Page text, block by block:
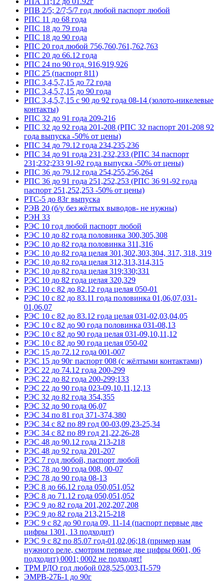
РПВ 2/5; 2/7;5/7 год любой паспорт любой
РПС 11 до 68 года
РПС 18 до 79 года
РПС 18 до 90 года
РПС 20 год любой 756,760,761,762,763
РПС 20 до 66.12 года
РПС 24 по 90 год. 916,919,926
РПС 25 (паспорт 811)
РПС 3,4,5,7,15 до 72 года
РПС 3,4,5,7,15 до 90 года
РПС 3,4,5,7,15 с 90 до 92 года 08-14 (золото-никелевые
контакты)
РПС 32 до 91 года 209-216
РПС 32 до 92 года 201-208 (РПС 32 паспорт 201-208 92
года выпуска -50% от цены)
РПС 34 до 79.12 года 234,235,236
РПС 34 до 91 года 231,232,233 (РПС 34 паспорт
231;232;233 91-92 года выпуска -50% от цены)
РПС 36 до 79.12 года 254,255,256,264
РПС 36 до 91 года 251,252,253 (РПС 36 91-92 года
паспорт 251,252,253 -50% от цены)
РТС-5 до 83г выпуска
РЭВ 20 (б/у без жёлтых выводов- не нужны)
РЭН 33
РЭС 10 год любой паспорт любой
РЭС 10 до 82 года половинка 300,305,308
РЭС 10 до 82 года половинка 311,316
РЭС 10 до 82 года целая 301,302,303,304, 317, 318, 319
РЭС 10 до 82 года целая 312,313,314,315
РЭС 10 до 82 года целая 319;330;331
РЭС 10 до 82 года целая 320,329
РЭС 10 с 82 до 82.12 года целая 050-01
РЭС 10 с 82 до 83.11 года половинка 01,06,07,031-
01,06,07
РЭС 10 с 82 до 83.12 года целая 031-02,03,04,05
РЭС 10 с 82 до 90 года половинка 031-08,13
РЭС 10 с 82 до 90 года целая 031-09,10,11,12
РЭС 10 с 82 до 90 года целая 050-02
РЭС 15 до 72.12 года 001-007
РЭС 15 до 90г паспорт 008 (с жёлтыми контактами)
РЭС 22 до 74.12 года 200-299
РЭС 22 до 82 года 200-299;133
РЭС 22 до 90 года 023-09,10,11,12,13
РЭС 32 до 82 года 354,355
РЭС 32 до 90 года 06,07
РЭС 34 по 81 год 371-374,380
РЭС 34 с 82 по 89 год 00-03,09,23-25,34
РЭС 34 с 82 по 89 год 21,22,26-28
РЭС 48 до 90.12 года 213-218
РЭС 48 до 92 года 201-207
РЭС 7 год любой, паспорт любой
РЭС 78 до 90 года 008, 00-07
РЭС 78 до 90 года 08-13
РЭС 8 до 66.12 года 050,051,052
РЭС 8 до 71.12 года 050,051,052
РЭС 9 до 82 года 201,202,207,208
РЭС 9 до 82 года 213,215-218
РЭС 9 с 82 до 90 года 09, 11-14 (паспорт первые две
цифры 1301, 13 подходит)
РЭС 9 с 82 по 85.07 год-01,02,06;18 (пример нам
нужного реле, смотрим первые две цифры 0601, 06
подходит) 0001; 0002 не подходят!
ТРМ РДО год любой 028,525,003,П-579
ЭМРВ-27Б-1 до 90г